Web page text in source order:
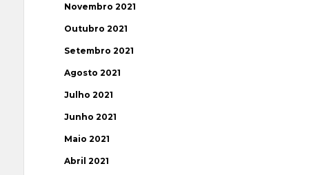
Novembro 2021
Outubro 2021
Setembro 2021
Agosto 2021
Julho 2021
Junho 2021
Maio 2021
Abril 2021